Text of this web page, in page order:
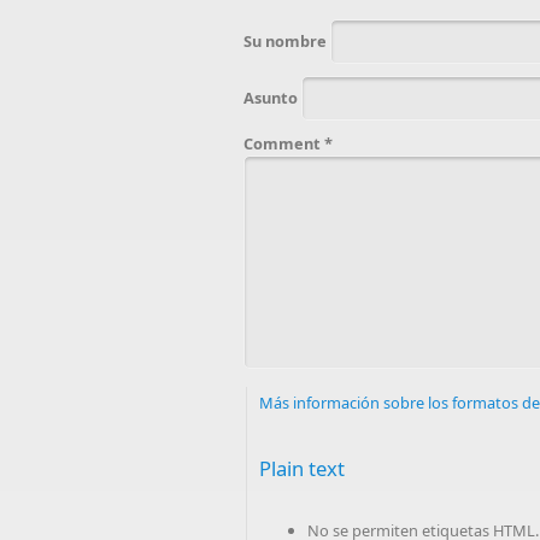
Su nombre
Asunto
Comment *
Más información sobre los formatos
Plain text
No se permiten etiquetas HTML.